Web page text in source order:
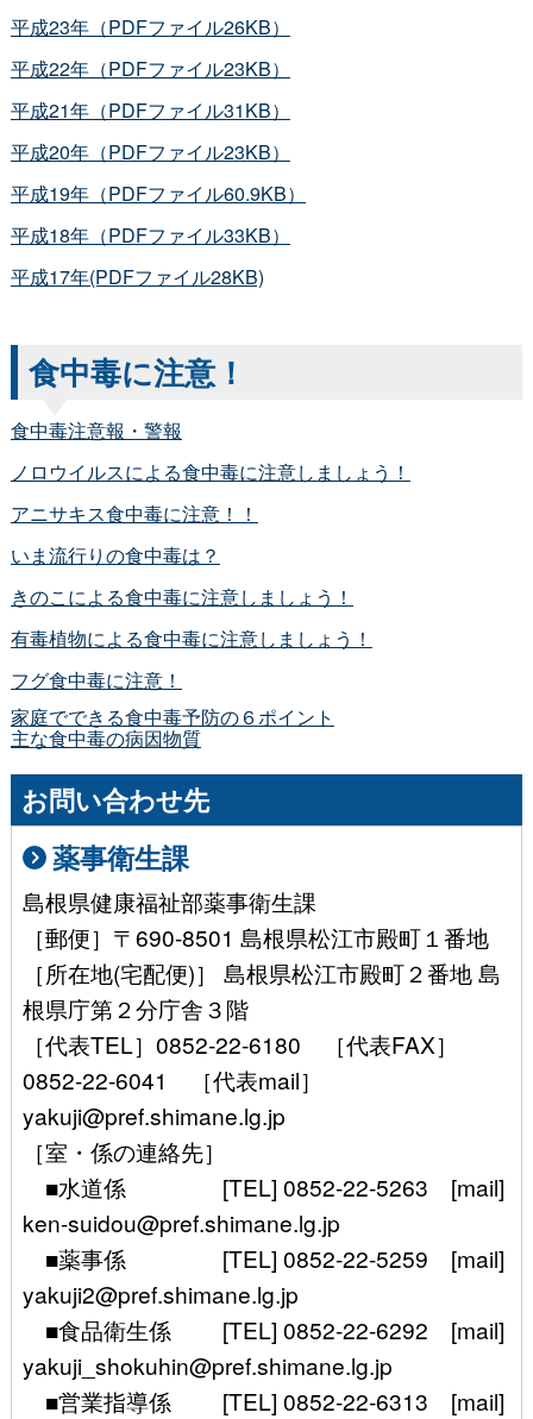
平成23年（PDFファイル26KB）
平成22年（PDFファイル23KB）
平成21年（PDFファイル31KB）
平成20年（PDFファイル23KB）
平成19年（PDFファイル60.9KB）
平成18年（PDFファイル33KB）
平成17年(PDFファイル28KB)
食中毒に注意！
食中毒注意報・警報
ノロウイルスによる食中毒に注意しましょう！
アニサキス食中毒に注意！！
いま流行りの食中毒は？
きのこによる食中毒に注意しましょう！
有毒植物による食中毒に注意しましょう！
フグ食中毒に注意！
家庭でできる食中毒予防の６ポイント
主な食中毒の病因物質
お問い合わせ先
薬事衛生課
島根県健康福祉部薬事衛生課
［郵便］〒690-8501 島根県松江市殿町１番地
［所在地(宅配便)］ 島根県松江市殿町２番地 島
根県庁第２分庁舎３階
［代表TEL］0852-22-6180 ［代表FAX］
0852-22-6041 ［代表mail］
yakuji@pref.shimane.lg.jp
［室・係の連絡先］
■水道係 [TEL] 0852-22-5263 [mail]
ken-suidou@pref.shimane.lg.jp
■薬事係 [TEL] 0852-22-5259 [mail]
yakuji2@pref.shimane.lg.jp
■食品衛生係 [TEL] 0852-22-6292 [mail]
yakuji_shokuhin@pref.shimane.lg.jp
■営業指導係 [TEL] 0852-22-6313 [mail]